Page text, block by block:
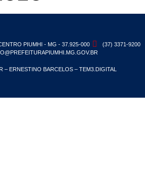
PIUMHI - MG - 37.925-000
(37) 3371-9200
– ERNESTINO BARCELOS – TEM3.DIGITAL